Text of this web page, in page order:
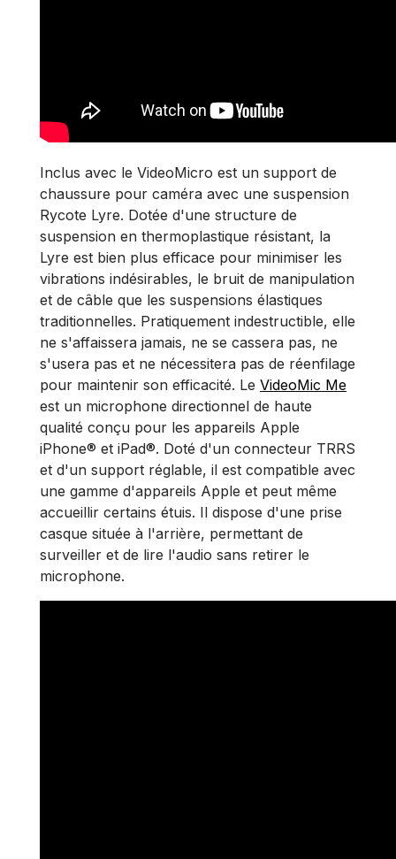
Inclus avec le VideoMicro est un support de
chaussure pour caméra avec une suspension
Rycote Lyre. Dotée d'une structure de
suspension en thermoplastique résistant, la
Lyre est bien plus efficace pour minimiser les
vibrations indésirables, le bruit de manipulation
et de câble que les suspensions élastiques
traditionnelles. Pratiquement indestructible, elle
ne s'affaissera jamais, ne se cassera pas, ne
s'usera pas et ne nécessitera pas de réenfilage
pour maintenir son efficacité. Le VideoMic Me
est un microphone directionnel de haute
qualité conçu pour les appareils Apple
iPhone® et iPad®. Doté d'un connecteur TRRS
et d'un support réglable, il est compatible avec
une gamme d'appareils Apple et peut même
accueillir certains étuis. Il dispose d'une prise
casque située à l'arrière, permettant de
surveiller et de lire l'audio sans retirer le
microphone.